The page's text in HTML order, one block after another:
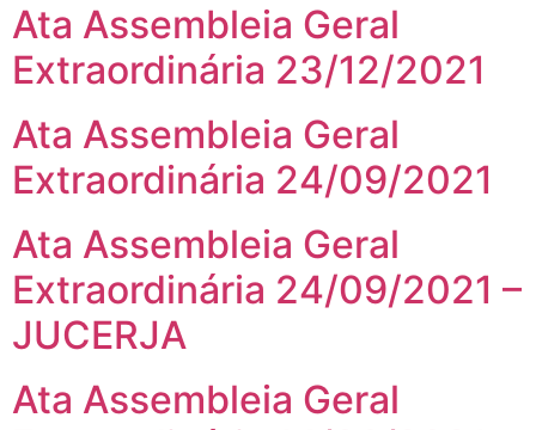
Ata Assembleia Geral
Extraordinária 23/12/2021
Ata Assembleia Geral
Extraordinária 24/09/2021
Ata Assembleia Geral
Extraordinária 24/09/2021 –
JUCERJA
Ata Assembleia Geral